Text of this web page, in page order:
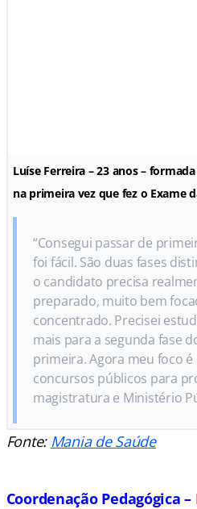
Luíse Ferreira – 23 anos –
na primeira vez que fez o Exame
“Consegui passar de
foi fácil. São duas fases
o candidato precisa
preparado, muito bem
concentrado. Precisei
mais para a segunda fase
primeira. Agora meu foco
concursos públicos para
magistratura e Ministério
Fonte: Mania de Saúde
Coordenação Pedagógica –